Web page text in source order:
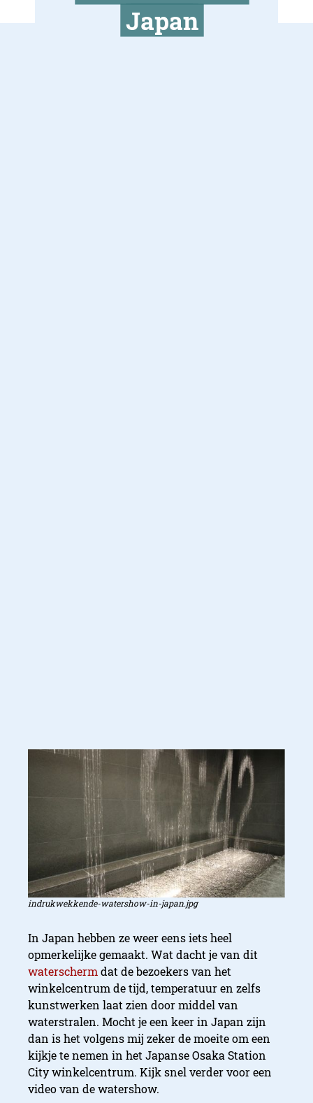
indrukwekkende-watershow-in-japan.jpg
In Japan hebben ze weer eens iets heel
opmerkelijke gemaakt. Wat dacht je van dit
waterschermdat de bezoekers van het
winkelcentrum de tijd, temperatuur en zelfs
kunstwerken laat zien door middel van
waterstralen. Mocht je een keer in Japan zijn
dan is het volgens mij zeker de moeite om een
kijkje te nemen in het Japanse Osaka Station
City winkelcentrum. Kijk snel verder voor een
video van de watershow.